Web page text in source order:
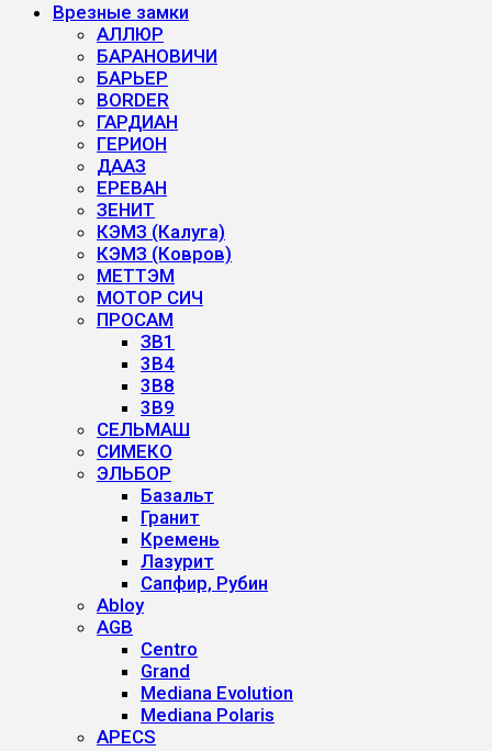
Врезные замки
АЛЛЮР
БАРАНОВИЧИ
БАРЬЕР
BORDER
ГАРДИАН
ГЕРИОН
ДААЗ
ЕРЕВАН
ЗЕНИТ
КЭМЗ (Калуга)
КЭМЗ (Ковров)
МЕТТЭМ
МОТОР СИЧ
ПРОСАМ
ЗВ1
3B4
3B8
3B9
СЕЛЬМАШ
СИМЕКО
ЭЛЬБОР
Базальт
Гранит
Кремень
Лазурит
Сапфир, Рубин
Abloy
AGB
Centro
Grand
Mediana Evolution
Mediana Polaris
APECS